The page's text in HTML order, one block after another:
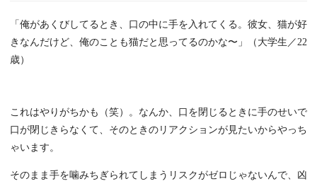
「俺があくびしてるとき、口の中に手を入れてくる。彼女、猫が好
きなんだけど、俺のことも猫だと思ってるのかな〜」（大学生／22
歳）
これはやりがちかも（笑）。なんか、口を閉じるときに手のせいで
口が閉じきらなくて、そのときのリアクションが見たいからやっち
ゃいます。
そのまま手を噛みちぎられてしまうリスクがゼロじゃないんで、凶